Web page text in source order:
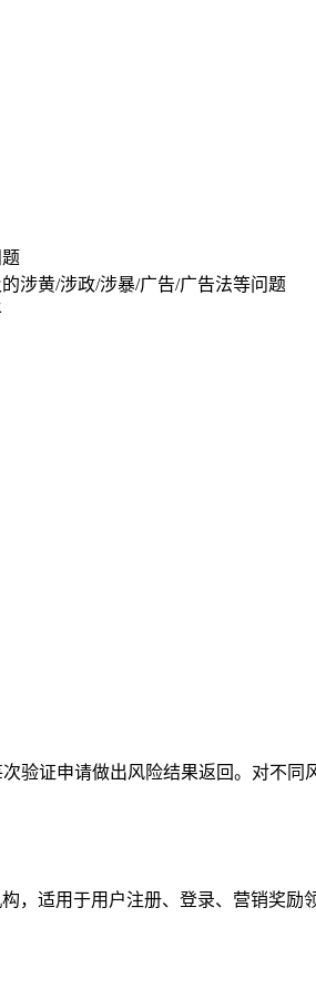
涉黄/涉政/涉暴/广告/广告法等问题
验证申请做出风险结果返回。对不
，适用于用户注册、登录、营销奖